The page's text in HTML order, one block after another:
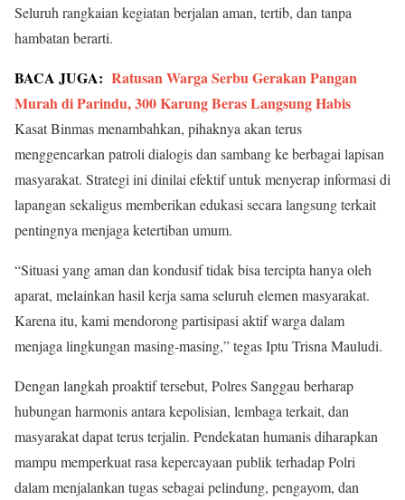
Seluruh rangkaian kegiatan berjalan aman, tertib, dan tanpa
hambatan berarti.
BACA JUGA: Ratusan Warga Serbu Gerakan Pangan
Murah di Parindu, 300 Karung Beras Langsung Habis
Kasat Binmas menambahkan, pihaknya akan terus
menggencarkan patroli dialogis dan sambang ke berbagai lapisan
masyarakat. Strategi ini dinilai efektif untuk menyerap informasi di
lapangan sekaligus memberikan edukasi secara langsung terkait
pentingnya menjaga ketertiban umum.
“Situasi yang aman dan kondusif tidak bisa tercipta hanya oleh
aparat, melainkan hasil kerja sama seluruh elemen masyarakat.
Karena itu, kami mendorong partisipasi aktif warga dalam
menjaga lingkungan masing-masing,” tegas Iptu Trisna Mauludi.
Dengan langkah proaktif tersebut, Polres Sanggau berharap
hubungan harmonis antara kepolisian, lembaga terkait, dan
masyarakat dapat terus terjalin. Pendekatan humanis diharapkan
mampu memperkuat rasa kepercayaan publik terhadap Polri
dalam menjalankan tugas sebagai pelindung, pengayom, dan